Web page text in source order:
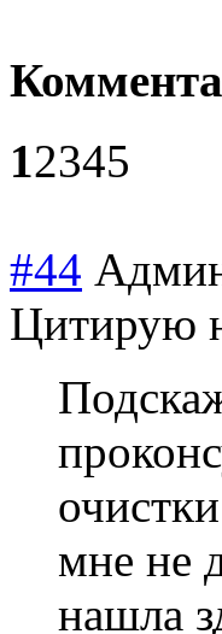
12345
#44
Цитирую
мне не
нашла